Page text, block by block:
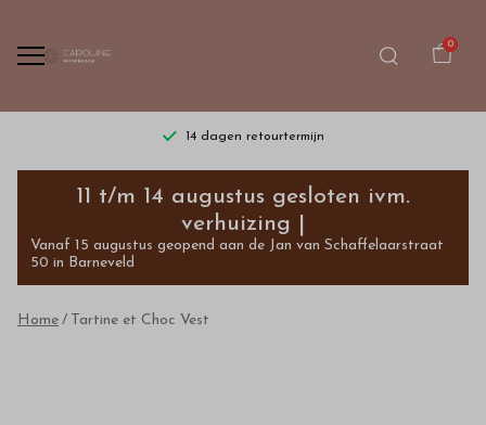
0
14 dagen retourtermijn
Tartine
et
Choc
Vest
11 t/m 14 augustus gesloten ivm.
verhuizing |
Vanaf 15 augustus geopend aan de Jan van Schaffelaarstraat
50 in Barneveld
Home Tartine et Choc Vest